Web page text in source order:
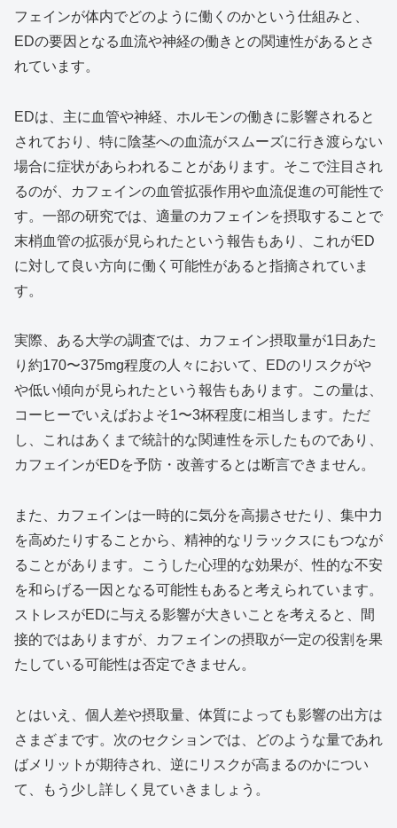
フェインが体内でどのように働くのかという仕組みと、
EDの要因となる血流や神経の働きとの関連性があるとさ
れています。
EDは、主に血管や神経、ホルモンの働きに影響されると
されており、特に陰茎への血流がスムーズに行き渡らない
場合に症状があらわれることがあります。そこで注目され
るのが、カフェインの血管拡張作用や血流促進の可能性で
す。一部の研究では、適量のカフェインを摂取することで
末梢血管の拡張が見られたという報告もあり、これがED
に対して良い方向に働く可能性があると指摘されていま
す。
実際、ある大学の調査では、カフェイン摂取量が1日あた
り約170〜375mg程度の人々において、EDのリスクがや
や低い傾向が見られたという報告もあります。この量は、
コーヒーでいえばおよそ1〜3杯程度に相当します。ただ
し、これはあくまで統計的な関連性を示したものであり、
カフェインがEDを予防・改善するとは断言できません。
また、カフェインは一時的に気分を高揚させたり、集中力
を高めたりすることから、精神的なリラックスにもつなが
ることがあります。こうした心理的な効果が、性的な不安
を和らげる一因となる可能性もあると考えられています。
ストレスがEDに与える影響が大きいことを考えると、間
接的ではありますが、カフェインの摂取が一定の役割を果
たしている可能性は否定できません。
とはいえ、個人差や摂取量、体質によっても影響の出方は
さまざまです。次のセクションでは、どのような量であれ
ばメリットが期待され、逆にリスクが高まるのかについ
て、もう少し詳しく見ていきましょう。